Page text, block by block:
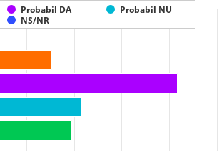
Probabil DA
Probabil NU
NS/NR